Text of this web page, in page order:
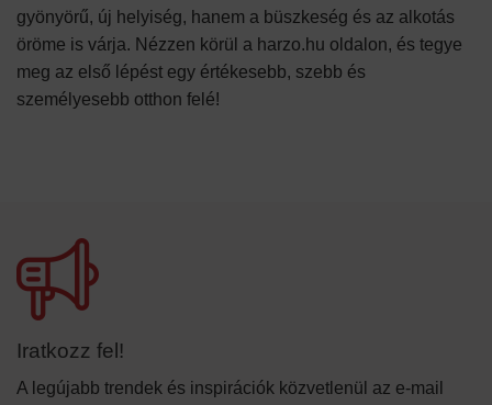
gyönyörű, új helyiség, hanem a büszkeség és az alkotás
öröme is várja. Nézzen körül a harzo.hu oldalon, és tegye
meg az első lépést egy értékesebb, szebb és
személyesebb otthon felé!
Iratkozz fel!
A legújabb trendek és inspirációk közvetlenül az e-mail